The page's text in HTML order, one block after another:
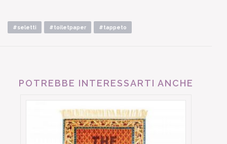
#seletti #toiletpaper #tappeto
POTREBBE INTERESSARTI ANCHE